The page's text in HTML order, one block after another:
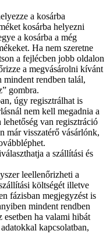
a kosárba
kosárba helyezni
a kosárba a még
Ha nem szeretne
a fejlécben jobb oldalon
a megvásárolni kívánt
mindent rendben talál,
gombra.
úgy regisztrálhat is
nem kell megadnia a
van regisztráció
már visszatérő vásárlónk,
a szállítási és
leellenőrizheti a
költségét illetve
fázisban megjegyzést is
mindent rendben
esetben ha valami hibát
kapcsolatban,